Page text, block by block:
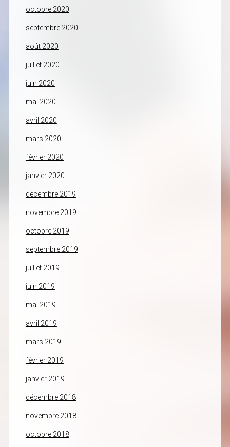
octobre 2020
septembre 2020
août 2020
juillet 2020
juin 2020
mai 2020
avril 2020
mars 2020
février 2020
janvier 2020
décembre 2019
novembre 2019
octobre 2019
septembre 2019
juillet 2019
juin 2019
mai 2019
avril 2019
mars 2019
février 2019
janvier 2019
décembre 2018
novembre 2018
octobre 2018